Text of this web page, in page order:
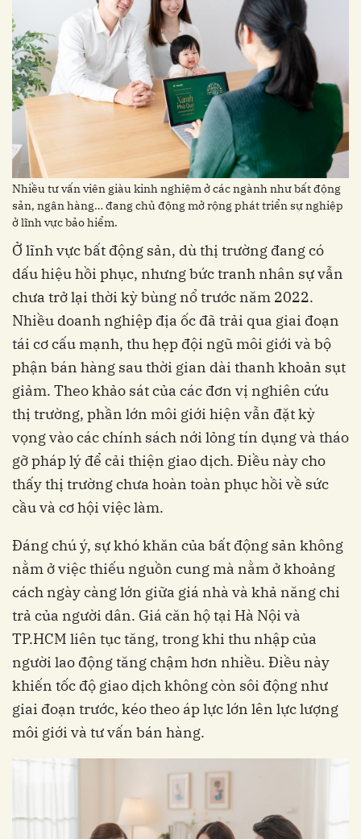
Nhiều tư vấn viên giàu kinh nghiệm ở các ngành như bất động
sản, ngân hàng… đang chủ động mở rộng phát triển sự nghiệp
ở lĩnh vực bảo hiểm.
Ở lĩnh vực bất động sản, dù thị trường đang có
dấu hiệu hồi phục, nhưng bức tranh nhân sự vẫn
chưa trở lại thời kỳ bùng nổ trước năm 2022.
Nhiều doanh nghiệp địa ốc đã trải qua giai đoạn
tái cơ cấu mạnh, thu hẹp đội ngũ môi giới và bộ
phận bán hàng sau thời gian dài thanh khoản sụt
giảm. Theo khảo sát của các đơn vị nghiên cứu
thị trường, phần lớn môi giới hiện vẫn đặt kỳ
vọng vào các chính sách nới lỏng tín dụng và tháo
gỡ pháp lý để cải thiện giao dịch. Điều này cho
thấy thị trường chưa hoàn toàn phục hồi về sức
cầu và cơ hội việc làm.
Đáng chú ý, sự khó khăn của bất động sản không
nằm ở việc thiếu nguồn cung mà nằm ở khoảng
cách ngày càng lớn giữa giá nhà và khả năng chi
trả của người dân. Giá căn hộ tại Hà Nội và
TP.HCM liên tục tăng, trong khi thu nhập của
người lao động tăng chậm hơn nhiều. Điều này
khiến tốc độ giao dịch không còn sôi động như
giai đoạn trước, kéo theo áp lực lớn lên lực lượng
môi giới và tư vấn bán hàng.